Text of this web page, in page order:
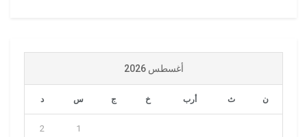
أغسطس 2026
ن ث أرب خ ج س د
1
2